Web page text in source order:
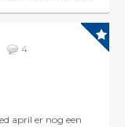
4
april er nog een